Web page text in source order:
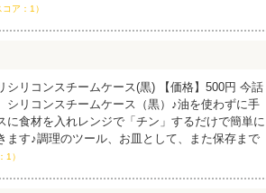
コア：1）
シリコンスチームケース(黒) 【価格】500円 今話
シリコンスチームケース（黒）♪油を使わずに手
に食材を入れレンジで「チン」するだけで簡単に
ます♪調理のツール、お皿として、また保存まで
1）